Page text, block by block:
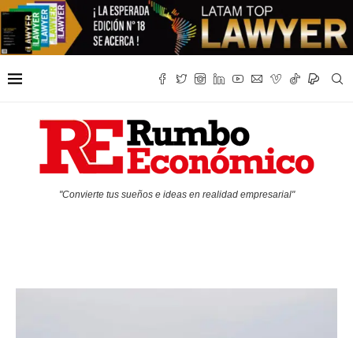
"Convierte tus sueños e ideas en realidad empresarial"